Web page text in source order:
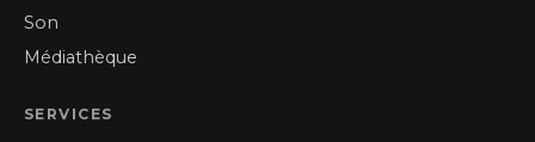
Son
Médiathèque
SERVICES